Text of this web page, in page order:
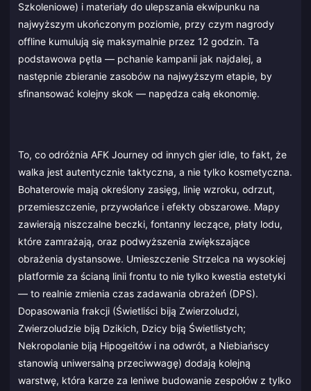
Szkoleniowe) i materiały do ulepszania ekwipunku na
najwyższym ukończonym poziomie, przy czym nagrody
offline kumulują się maksymalnie przez 12 godzin. Ta
podstawowa pętla — pchanie kampanii jak najdalej, a
następnie zbieranie zasobów na najwyższym etapie, by
sfinansować kolejny skok — napędza całą ekonomię.
To, co odróżnia AFK Journey od innych gier idle, to fakt, że
walka jest autentycznie taktyczna, a nie tylko kosmetyczna.
Bohaterowie mają określony zasięg, linię wzroku, odrzut,
przemieszczenie, przywołańce i efekty obszarowe. Mapy
zawierają niszczalne beczki, fontanny leczące, płaty lodu,
które zamrażają, oraz podwyższenia zwiększające
obrażenia dystansowe. Umieszczenie Strzelca na wysokiej
platformie za ścianą linii frontu to nie tylko kwestia estetyki
— to realnie zmienia czas zadawania obrażeń (DPS).
Dopasowania frakcji (Świetliści biją Zwierzoludzi,
Zwierzoludzie biją Dzikich, Dzicy biją Świetlistych;
Nekropolanie biją Hipogeitów i na odwrót, a Niebiańscy
stanowią uniwersalną przeciwwagę) dodają kolejną
warstwę, która karze za leniwe budowanie zespołów z tylko